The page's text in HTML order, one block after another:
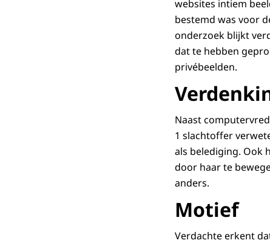
websites intiem
bestemd was voor
onderzoek blijkt
dat te hebben
privébeelden.
Naast
1 slachtoffer
als belediging. Ook
door haar te
anders.
Motief
Verdachte erkent